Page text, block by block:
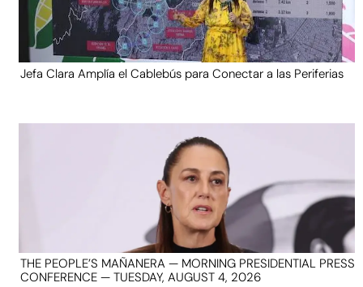
Jefa Clara Amplía el Cablebús para Conectar a las Periferias
THE PEOPLE’S MAÑANERA — MORNING PRESIDENTIAL PRESS
CONFERENCE — TUESDAY, AUGUST 4, 2026